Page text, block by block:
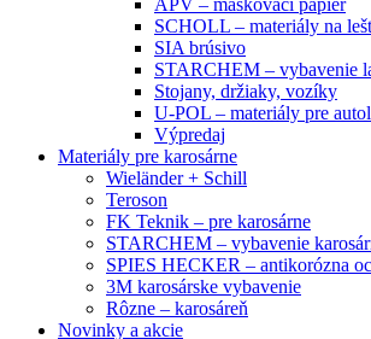
APV – maskovací papier
SCHOLL – materiály na
SIA brúsivo
STARCHEM – vybavenie
Stojany, držiaky, vozíky
U-POL – materiály pre
Výpredaj
Materiály pre karosárne
Wieländer + Schill
Teroson
FK Teknik – pre karosárne
STARCHEM – vybavenie
SPIES HECKER – antikorózna
3M karosárske vybavenie
Rôzne – karosáreň
Novinky a akcie